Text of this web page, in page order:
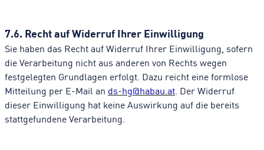
7.6. Recht auf Widerruf Ihrer Einwilligung
Sie haben das Recht auf Widerruf Ihrer Einwilligung, sofern
die Verarbeitung nicht aus anderen von Rechts wegen
festgelegten Grundlagen erfolgt. Dazu reicht eine formlose
Mitteilung per E-Mail an ds-hg@habau.at . Der Widerruf
dieser Einwilligung hat keine Auswirkung auf die bereits
stattgefundene Verarbeitung.